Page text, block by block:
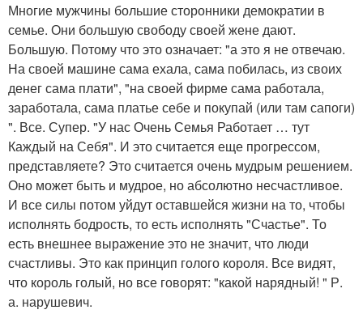
Многие мужчины большие сторонники демократии в
семье. Они большую свободу своей жене дают.
Большую. Потому что это означает: "а это я не отвечаю.
На своей машине сама ехала, сама побилась, из своих
денег сама плати", "на своей фирме сама работала,
заработала, сама платье себе и покупай (или там сапоги)
". Все. Супер. "У нас Очень Семья Работает … тут
Каждый на Себя". И это считается еще прогрессом,
представляете? Это считается очень мудрым решением.
Оно может быть и мудрое, но абсолютно несчастливое.
И все силы потом уйдут оставшейся жизни на то, чтобы
исполнять бодрость, то есть исполнять "Счастье". То
есть внешнее выражение это не значит, что люди
счастливы. Это как принцип голого короля. Все видят,
что король голый, но все говорят: "какой нарядный! " Р.
а. нарушевич.